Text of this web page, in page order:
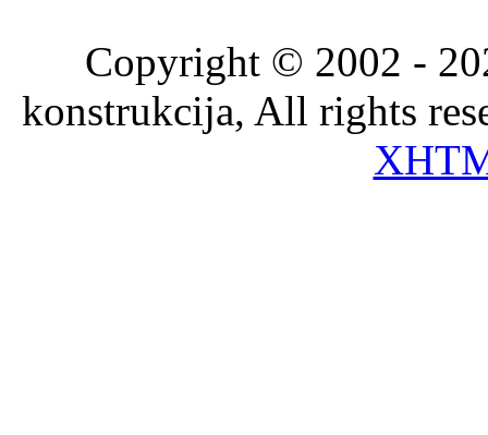
Copyright © 2002 -
konstrukcija, All rights